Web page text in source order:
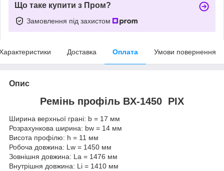
Що таке купити з Пром?
Замовлення під захистом
Доставка Оплата Умови повернення
Опис
Ремінь профіль ВX-1450 PIX
Ширина верхньої грані: b = 17 мм
Розрахункова ширина: bw = 14 мм
Висота профілю: h = 11 мм
Робоча довжина: Lw = 1450 мм
Зовнішня довжина: La = 1476 мм
Внутрішня довжина: Li = 1410 мм